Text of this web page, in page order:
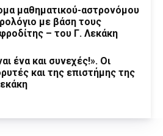
μαθηματικού-αστρονόμου
με βάση τους
– του Γ. Λεκάκη
ένα και συνεχές!». Οι
και της επιστήμης της